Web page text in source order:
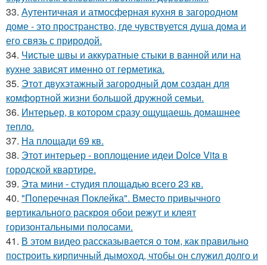
33. Аутентичная и атмосферная кухня в загородном
доме - это пространство, где чувствуется душа дома и
его связь с природой.
34. Чистые швы и аккуратные стыки в ванной или на
кухне зависят именно от герметика.
35. Этот двухэтажный загородный дом создан для
комфортной жизни большой дружной семьи.
36. Интерьер, в котором сразу ощущаешь домашнее
тепло.
37. На площади 69 кв.
38. Этот интерьер - воплощение идеи Dolce Vita в
городской квартире.
39. Эта мини - студия площадью всего 23 кв.
40. "Поперечная Поклейка". Вместо привычного
вертикального раскроя обои режут и клеят
горизонтальными полосами.
41. В этом видео рассказывается о том, как правильно
построить кирпичный дымоход, чтобы он служил долго и